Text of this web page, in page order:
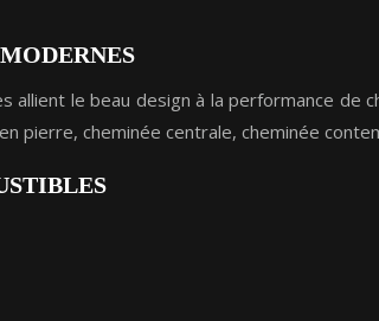
allient le beau design à la performance
pierre, cheminée centrale, cheminée